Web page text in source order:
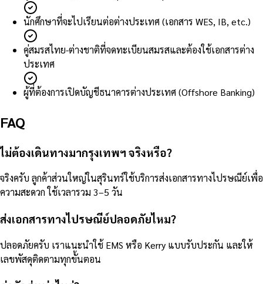
นักศึกษาที่จะไปเรียนต่อต่างประเทศ (เอกสาร WES, IB, etc.)
คู่สมรสไทย-ต่างชาติที่จดทะเบียนสมรสและต้องใช้เอกสารต่าง
ประเทศ
ผู้ที่ต้องการเปิดบัญชีธนาคารต่างประเทศ (Offshore Banking)
FAQ
ไม่ต้องเดินทางมากรุงเทพฯ จริงหรือ?
จริงครับ ลูกค้าส่วนใหญ่ในสุรินทร์ใช้บริการส่งเอกสารทางไปรษณีย์เพื่อ
ความสะดวก ใช้เวลารวม 3–5 วัน
ส่งเอกสารทางไปรษณีย์ปลอดภัยไหม?
ปลอดภัยครับ เราแนะนำใช้ EMS หรือ Kerry แบบรับประกัน และให้
เลขพัสดุติดตามทุกขั้นตอน